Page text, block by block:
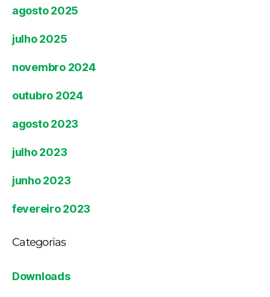
agosto 2025
julho 2025
novembro 2024
outubro 2024
agosto 2023
julho 2023
junho 2023
fevereiro 2023
Categorias
Downloads